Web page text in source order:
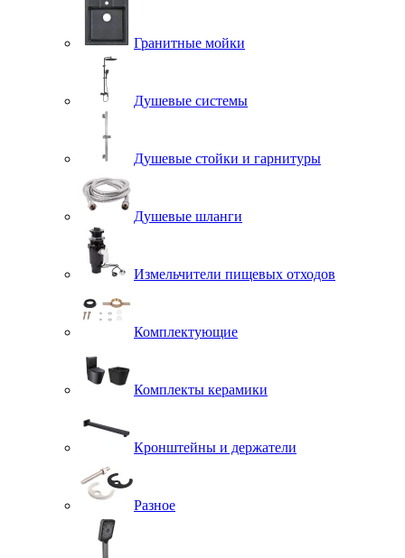
Гранитные мойки
Душевые системы
Душевые стойки и гарнитуры
Душевые шланги
Измельчители пищевых отходов
Комплектующие
Комплекты керамики
Кронштейны и держатели
Разное